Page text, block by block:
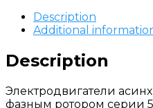
Description
Additional
Description
Электродвигатели
фазным ротором серии